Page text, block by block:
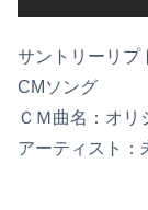
サントリーリプ
CMソング
ＣＭ曲名：オリ
アーティスト：